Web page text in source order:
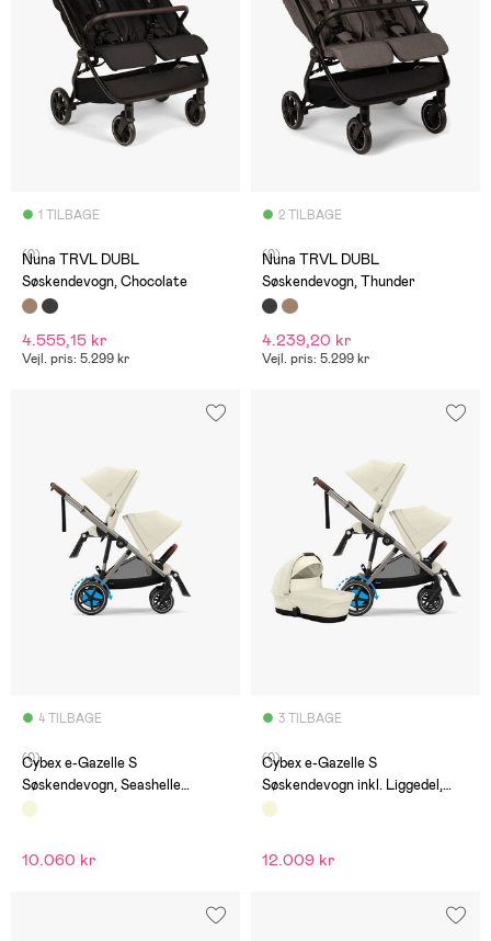
1 TILBAGE
(0)
Nuna TRVL DUBL
Søskendevogn, Chocolate
4.555,15 kr
Vejl. pris: 5.299 kr
2 TILBAGE
(0)
Nuna TRVL DUBL
Søskendevogn, Thunder
4.239,20 kr
Vejl. pris: 5.299 kr
4 TILBAGE
(0)
Cybex e-Gazelle S
Søskendevogn, Seashelle
Beige/Taupe
10.060 kr
3 TILBAGE
(0)
Cybex e-Gazelle S
Søskendevogn inkl. Liggedel,
Seashelle Beige/Taupe
12.009 kr